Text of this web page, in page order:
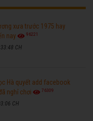
xưa trước 1975 hay
nay
96221
CH
Hà quyết add facebook
nghỉ chơi
76309
CH